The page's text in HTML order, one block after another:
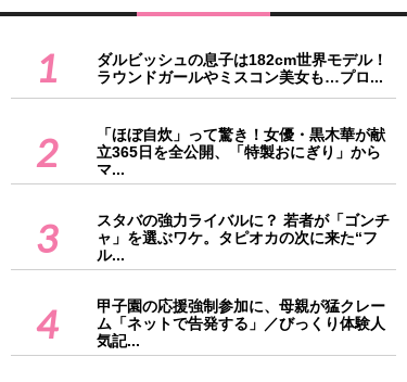
1
ダルビッシュの息子は182cm世界モデル！
ラウンドガールやミスコン美女も…プロ...
2
「ほぼ自炊」って驚き！女優・黒木華が献
立365日を全公開、「特製おにぎり」から
マ...
3
スタバの強力ライバルに？ 若者が「ゴンチ
ャ」を選ぶワケ。タピオカの次に来た“フ
ル...
4
甲子園の応援強制参加に、母親が猛クレー
ム「ネットで告発する」／びっくり体験人
気記...